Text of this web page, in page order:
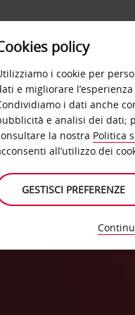
OFFERTE
policy
i cookie per
e migliorare
i dati anche
e analisi dei dati;
la nostra Politica
all’utilizzo dei
GESTISCI PREFERENZE